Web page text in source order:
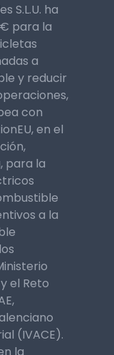
S.L.U. ha
para la
a
y reducir
con
en el
para la
a la
el Reto
(IVACE).
la